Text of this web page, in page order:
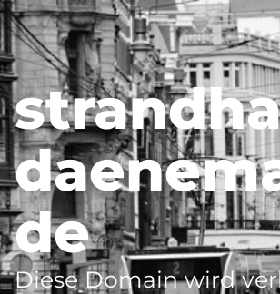
de
Diese Domain wird